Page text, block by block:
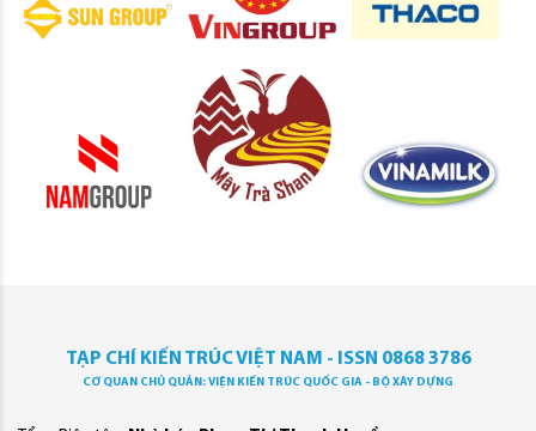
TẠP CHÍ KIẾN TRÚC VIỆT NAM - ISSN 0868 3786
CƠ QUAN CHỦ QUẢN: VIỆN KIẾN TRÚC QUỐC GIA - BỘ XÂY DỰNG